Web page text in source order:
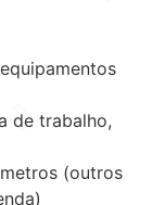
de trabalho,
(outros